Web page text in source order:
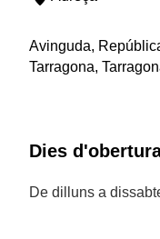
Avinguda,
Tarragona,
Dies
De dilluns a